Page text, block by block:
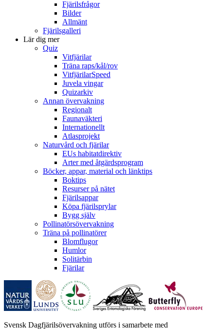
Fjärilsfrågor
Bilder
Allmänt
Fjärilsgalleri
Lär dig mer
Quiz
Vitfjärilar
Träna raps/kål/rov
VitfjärilarSpeed
Juvela vingar
Quizarkiv
Annan övervakning
Regionalt
Faunaväkteri
Internationellt
Atlasprojekt
Naturvård och fjärilar
EUs habitatdirektiv
Arter med åtgärdsprogram
Böcker, appar, material och länktips
Boktips
Resurser på nätet
Fjärilsappar
Köpa fjärilsprylar
Bygg själv
Pollinatörsövervakning
Träna på pollinatörer
Blomflugor
Humlor
Solitärbin
Fjärilar
Svensk Dagfjärilsövervakning utförs i samarbete med